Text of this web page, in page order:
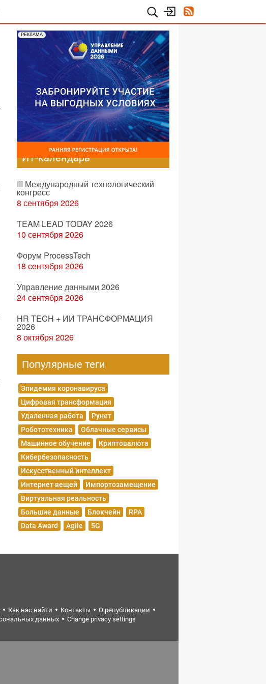
РЕКЛАМА
ИТ-календарь
III Международный технологический
конгресс
8 сентября 2026
TEAM LEAD TODAY 2026
10 сентября 2026
Форум ProcessTech
18 сентября 2026
Управление данными 2026
24 сентября 2026
HR TECH + ИИ ТРАНСФОРМАЦИЯ
2026
8 октября 2026
Популярные теги
Эпидемия коронавируса
Цифровая трансформация
Удаленная работа
Рунет
Робототехника
Облачные сервисы
Машинное обучение
Криптовалюта
Кибербезопасность
Искусственный интеллект
Интернет вещей
Импортозамещение
Виртуальная реальность
Большие данные
Блокчейн
RPA
Data Award
Agile 5G
Как нас найти Контакты
О републикации
данных Change privacy settings